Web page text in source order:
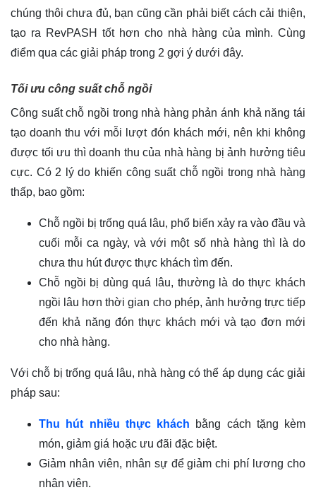
chúng thôi chưa đủ, bạn cũng cần phải biết cách cải thiện,
tạo ra RevPASH tốt hơn cho nhà hàng của mình. Cùng
điểm qua các giải pháp trong 2 gợi ý dưới đây.
Tối ưu công suất chỗ ngồi
Công suất chỗ ngồi trong nhà hàng phản ánh khả năng tái
tạo doanh thu với mỗi lượt đón khách mới, nên khi không
được tối ưu thì doanh thu của nhà hàng bị ảnh hưởng tiêu
cực. Có 2 lý do khiến công suất chỗ ngồi trong nhà hàng
thấp, bao gồm:
Chỗ ngồi bị trống quá lâu, phổ biến xảy ra vào đầu và
cuối mỗi ca ngày, và với một số nhà hàng thì là do
chưa thu hút được thực khách tìm đến.
Chỗ ngồi bị dùng quá lâu, thường là do thực khách
ngồi lâu hơn thời gian cho phép, ảnh hưởng trực tiếp
đến khả năng đón thực khách mới và tạo đơn mới
cho nhà hàng.
Với chỗ bị trống quá lâu, nhà hàng có thể áp dụng các giải
pháp sau:
Thu hút nhiều thực khách bằng cách tặng kèm
món, giảm giá hoặc ưu đãi đặc biệt.
Giảm nhân viên, nhân sự để giảm chi phí lương cho
nhân viên.